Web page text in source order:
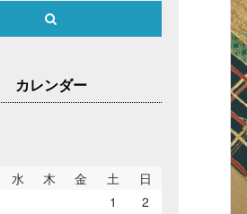
カレンダー
水 木 金 土 日
1
2